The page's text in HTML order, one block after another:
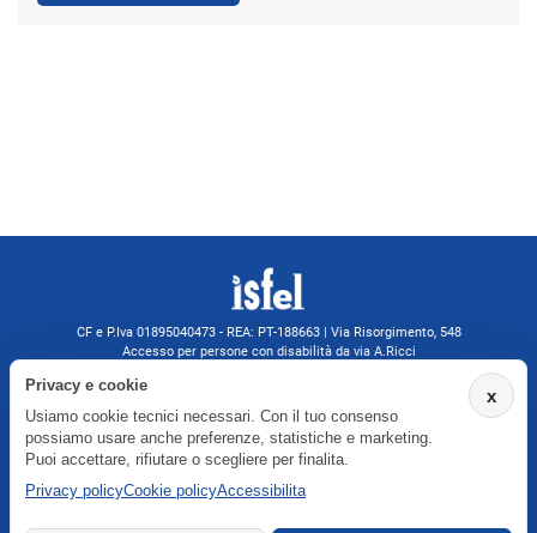
CF e P.Iva 01895040473 - REA: PT-188663 | Via Risorgimento, 548
Accesso per persone con disabilità da via A.Ricci
isfel@pec.it
Informativa privacy
x
Privacy e cookie
Usiamo cookie tecnici necessari. Con il tuo consenso
possiamo usare anche preferenze, statistiche e marketing.
Puoi accettare, rifiutare o scegliere per finalita.
Privacy policyCookie policyAccessibilita